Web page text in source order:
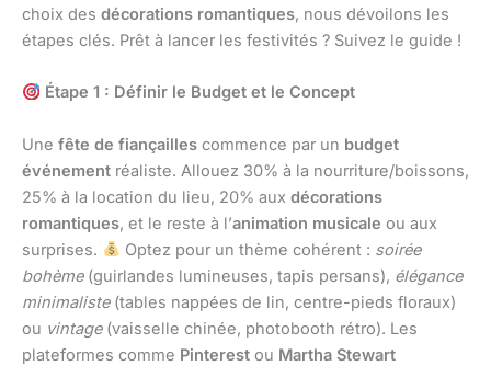
choix des décorations romantiques, nous dévoilons les
étapes clés. Prêt à lancer les festivités ? Suivez le guide !
Étape 1 : Définir le Budget et le Concept
Une fête de fiançailles commence par un budget
événement réaliste. Allouez 30% à la nourriture/boissons,
25% à la location du lieu, 20% aux décorations
romantiques, et le reste à l’animation musicale ou aux
surprises.
Optez pour un thème cohérent : soirée
bohème(guirlandes lumineuses, tapis persans), élégance
minimaliste(tables nappées de lin, centre-pieds floraux)
ou vintage(vaisselle chinée, photobooth rétro). Les
plateformes comme Pinterest ou Martha Stewart